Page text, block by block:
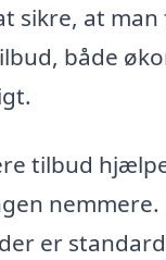
sikre, at man
både
tilbud
nemmere.
er